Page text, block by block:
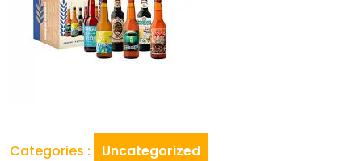
Categories : Uncategorized